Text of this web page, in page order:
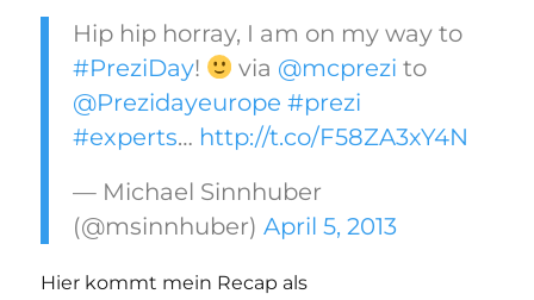
Hip hip horray, I am on my way to
#PreziDay! via @mcprezi to
@Prezidayeurope #prezi
#experts… http://t.co/F58ZA3xY4N
— Michael Sinnhuber
(@msinnhuber) April 5, 2013
Hier kommt mein Recap als